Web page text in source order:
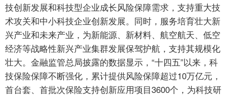
技创新发展和科技型企业成长风险保障需求，支持重大技
术攻关和中小科技企业创新发展。同时，服务培育壮大新
兴产业和未来产业，为新能源、新材料、航空航天、低空
经济等战略性新兴产业集群发展保驾护航，支持其规模化
壮大。金融监管总局披露的数据显示，“十四五”以来，科
技保险保障不断强化，累计提供风险保障超过10万亿元，
首台套、首批次保险支持创新应用项目3600个，为科技研